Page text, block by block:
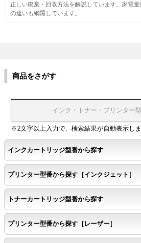
互換性テスト用のサンプルを印刷する。
浸透性テスト用のサンプルを印刷する。
任意の色を背景として使用し、
背景と違う色で8号サイズのArialフォントで
速乾性
互換性テストサンプルを5ページ連続印刷
前のページのインクが
正しい廃棄・回収方法を解説しています。家電
の違いも網羅しています。
商品をさがす
※2文字以上入力で、検索結果が自動表示し
インクカートリッジ型番から探す
プリンター型番から探す［インクジェット］
トナーカートリッジ型番から探す
プリンター型番から探す［レーザー］